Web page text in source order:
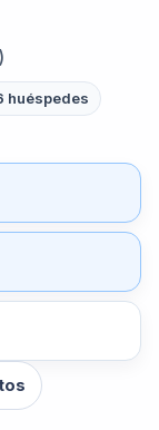
huéspedes